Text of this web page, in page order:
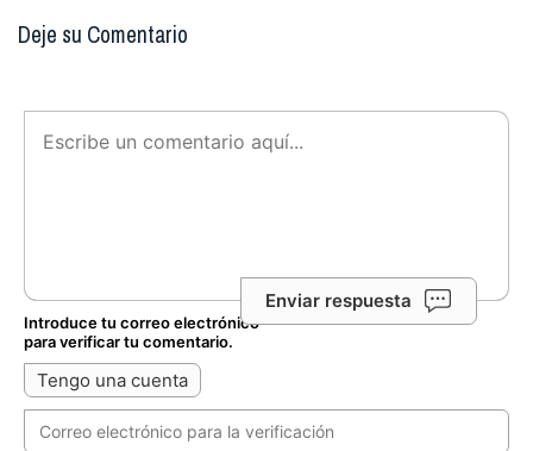
Deje su Comentario
Enviar respuesta
Introduce tu correo electrónico
para verificar tu comentario.
Tengo una cuenta